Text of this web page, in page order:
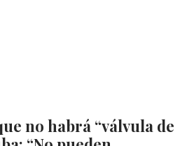
no habrá “válvula de